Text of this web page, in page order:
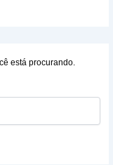
está procurando.